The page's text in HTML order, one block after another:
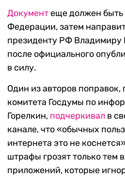
Документеще должен быть
Федерации, затем
президенту РФ Владимиру
после официального
в силу.
Один из авторов
комитета Госдумы по
Горелкин, подчеркивал в
канале, что «обычных
интернета это не
штрафы грозят только тем
приложений, которые